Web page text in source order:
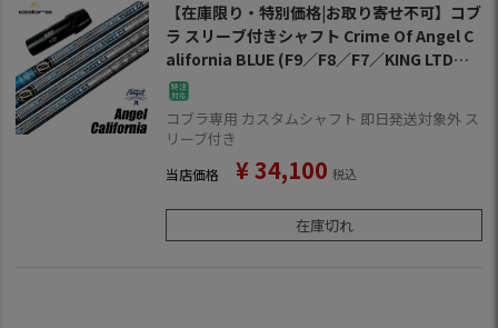
【在庫限り・特別価格|お取り寄せ不可】コブ
ラ スリーブ付きシャフト Crime Of Angel C
alifornia BLUE (F9／F8／F7／KING LTD／F
6／FLY-Z／BIO CELL)
コブラ専用 カスタムシャフト 即日発送対象外 ス
リーブ付き
当店価格 ¥34,100 税込
在庫切れ